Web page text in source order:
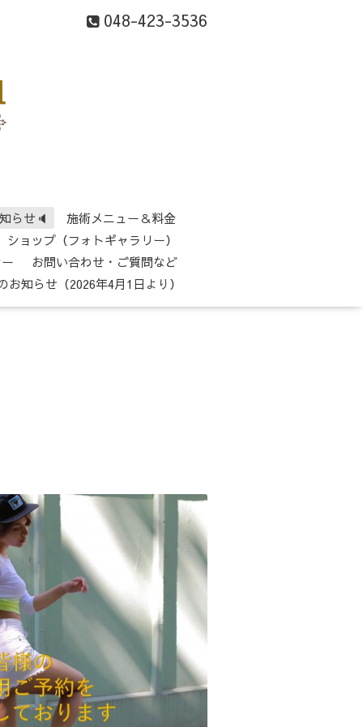
048-423-3536
らせ🔈
施術メニュー＆料金
ショップ（フォトギャラリー）
お問い合わせ・ご質問など
お知らせ（2026年4月1日より）